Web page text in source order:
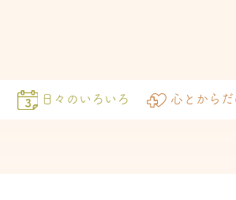
日々のいろいろ 心とから